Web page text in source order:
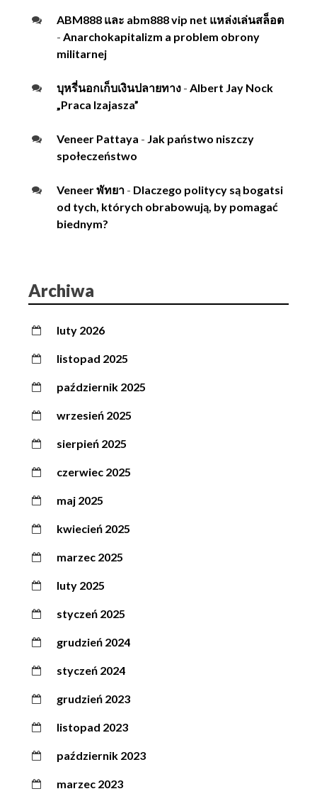
ABM888 และ abm888 vip net แหล่งเล่นสล็อต
- Anarchokapitalizm a problem obrony
militarnej
บุหรี่นอกเก็บเงินปลายทาง - Albert Jay Nock
„Praca Izajasza”
Veneer Pattaya - Jak państwo niszczy
społeczeństwo
Veneer พัทยา - Dlaczego politycy są bogatsi
od tych, których obrabowują, by pomagać
biednym?
Archiwa
luty 2026
listopad 2025
październik 2025
wrzesień 2025
sierpień 2025
czerwiec 2025
maj 2025
kwiecień 2025
marzec 2025
luty 2025
styczeń 2025
grudzień 2024
styczeń 2024
grudzień 2023
listopad 2023
październik 2023
marzec 2023